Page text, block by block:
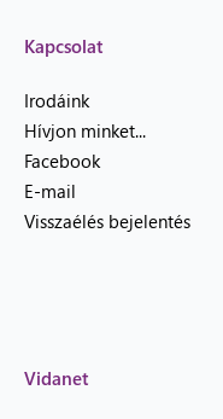
Kapcsolat
Irodáink
Hívjon minket...
Facebook
E-mail
Visszaélés bejelentés
Vidanet